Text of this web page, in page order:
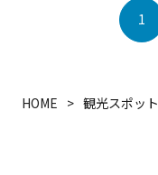
1
HOME 観光スポット